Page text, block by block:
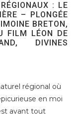
: LE
– PLONGÉE
BRETON,
FILM LÉON DE
DIVINES
régional où
en moi
avant tout